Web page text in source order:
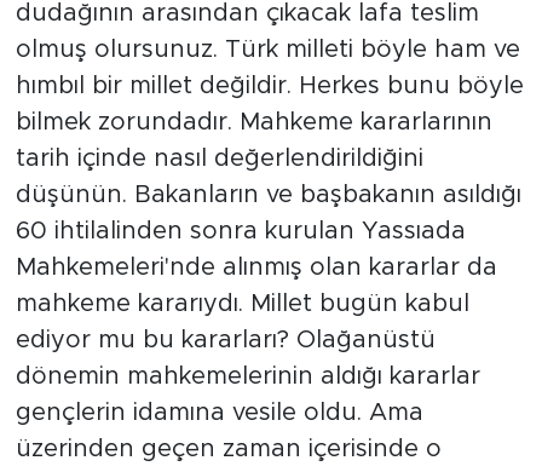
dudağının arasından çıkacak lafa teslim
olmuş olursunuz. Türk milleti böyle ham ve
hımbıl bir millet değildir. Herkes bunu böyle
bilmek zorundadır. Mahkeme kararlarının
tarih içinde nasıl değerlendirildiğini
düşünün. Bakanların ve başbakanın asıldığı
60 ihtilalinden sonra kurulan Yassıada
Mahkemeleri'nde alınmış olan kararlar da
mahkeme kararıydı. Millet bugün kabul
ediyor mu bu kararları? Olağanüstü
dönemin mahkemelerinin aldığı kararlar
gençlerin idamına vesile oldu. Ama
üzerinden geçen zaman içerisinde o